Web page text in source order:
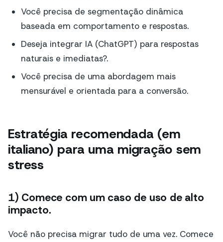
Você precisa de segmentação dinâmica
baseada em comportamento e respostas.
Deseja integrar IA (ChatGPT) para respostas
naturais e imediatas?.
Você precisa de uma abordagem mais
mensurável e orientada para a conversão.
Estratégia recomendada (em
italiano) para uma migração sem
stress
1) Comece com um caso de uso de alto
impacto.
Você não precisa migrar tudo de uma vez. Comece